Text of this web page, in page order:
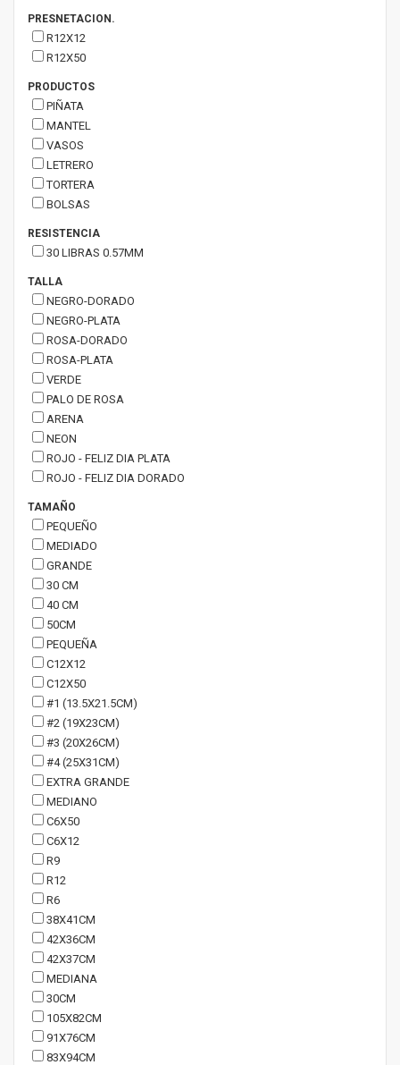
PRESNETACION.
R12X12
R12X50
PRODUCTOS
PIÑATA
MANTEL
VASOS
LETRERO
TORTERA
BOLSAS
RESISTENCIA
30 LIBRAS 0.57MM
TALLA
NEGRO-DORADO
NEGRO-PLATA
ROSA-DORADO
ROSA-PLATA
VERDE
PALO DE ROSA
ARENA
NEON
ROJO - FELIZ DIA PLATA
ROJO - FELIZ DIA DORADO
TAMAÑO
PEQUEÑO
MEDIADO
GRANDE
30 CM
40 CM
50CM
PEQUEÑA
C12X12
C12X50
#1 (13.5X21.5CM)
#2 (19X23CM)
#3 (20X26CM)
#4 (25X31CM)
EXTRA GRANDE
MEDIANO
C6X50
C6X12
R9
R12
R6
38X41CM
42X36CM
42X37CM
MEDIANA
30CM
105X82CM
91X76CM
83X94CM